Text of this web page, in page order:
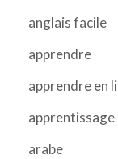
anglais facile
apprendre
apprendre en
apprentissage
arabe